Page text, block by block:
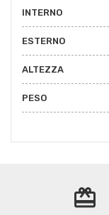
INTERNO
ESTERNO
ALTEZZA
PESO
redeem